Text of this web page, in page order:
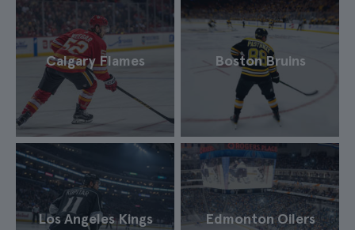
Calgary Flames Boston Bruins
Los Angeles Kings Edmonton Oilers